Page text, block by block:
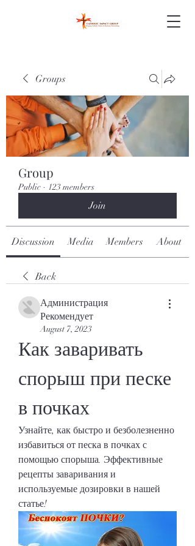
Groups
Group
Public · 123 members
Join
Discussion Media Members About
Back
Администрация
Рекомендует
August 7, 2023
Как заваривать
спорыш при песке
в почках
Узнайте, как быстро и безболезненно
избавиться от песка в почках с
помощью спорыша. Эффективные
рецепты заваривания и
используемые дозировки в нашей
статье!